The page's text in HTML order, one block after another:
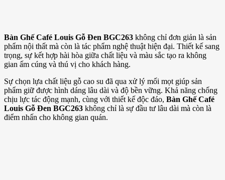
Bàn Ghế Café Louis Gỗ Đen BGC263 không chỉ đơn giản là sản
phẩm nội thất mà còn là tác phẩm nghệ thuật hiện đại. Thiết kế sang
trọng, sự kết hợp hài hòa giữa chất liệu và màu sắc tạo ra không
gian ấm cúng và thú vị cho khách hàng.
Sự chọn lựa chất liệu gỗ cao su đã qua xử lý mối mọt giúp sản
phẩm giữ được hình dáng lâu dài và độ bền vững. Khả năng chống
chịu lực tác động mạnh, cùng với thiết kế độc đáo, Bàn Ghế Café
Louis Gỗ Đen BGC263 không chỉ là sự đầu tư lâu dài mà còn là
điểm nhấn cho không gian quán.